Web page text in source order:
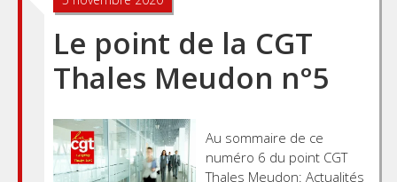
Le point de la CGT
Thales Meudon n°5
Au sommaire de ce
numéro 6 du point CGT
Thales Meudon: Actualités